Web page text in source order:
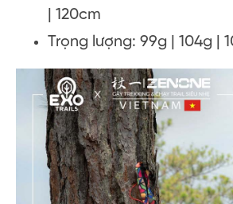
| 120cm
Trọng lượng: 99g | 104g |